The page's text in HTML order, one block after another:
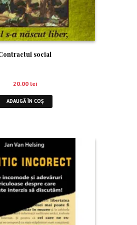
social
20.00 lei
ADAUGĂ ÎN COȘ